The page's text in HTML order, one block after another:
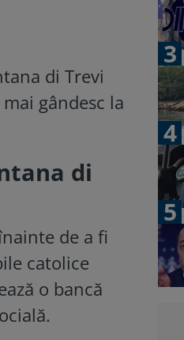
di Trevi
gândesc la
di
de a fi
catolice
o bancă
3
4
5